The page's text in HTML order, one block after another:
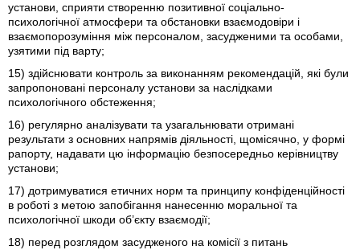
установи, сприяти створенню позитивної соціально-
психологічної атмосфери та обстановки взаємодовіри і
взаємопорозуміння між персоналом, засудженими та особами,
узятими під варту;
15) здійснювати контроль за виконанням рекомендацій, які були
запропоновані персоналу установи за наслідками
психологічного обстеження;
16) регулярно аналізувати та узагальнювати отримані
результати з основних напрямів діяльності, щомісячно, у формі
рапорту, надавати цю інформацію безпосередньо керівництву
установи;
17) дотримуватися етичних норм та принципу конфіденційності
в роботі з метою запобігання нанесенню моральної та
психологічної шкоди об’єкту взаємодії;
18) перед розглядом засудженого на комісії з питань